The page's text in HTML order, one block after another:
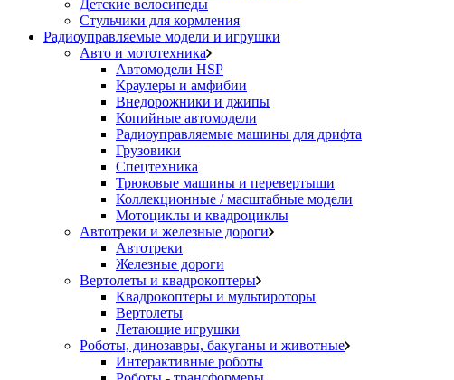
Детские велосипеды
Стульчики для кормления
Радиоуправляемые модели и игрушки
Авто и мототехника
Автомодели HSP
Краулеры и амфибии
Внедорожники и джипы
Копийные автомодели
Радиоуправляемые машины для дрифта
Грузовики
Спецтехника
Трюковые машины и перевертыши
Коллекционные / масштабные модели
Мотоциклы и квадроциклы
Автотреки и железные дороги
Автотреки
Железные дороги
Вертолеты и квадрокоптеры
Квадрокоптеры и мультироторы
Вертолеты
Летающие игрушки
Роботы, динозавры, бакуганы и животные
Интерактивные роботы